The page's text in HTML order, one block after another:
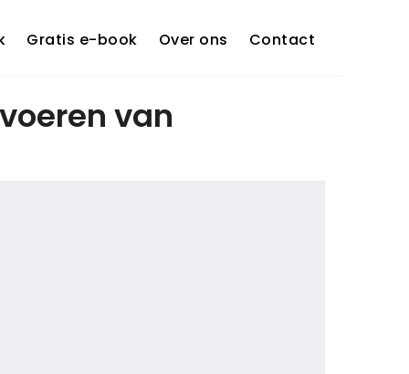
Gratis e-book Over ons Contact
van